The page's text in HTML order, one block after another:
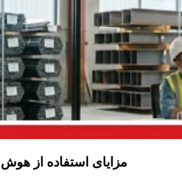
مزایای استفاده از